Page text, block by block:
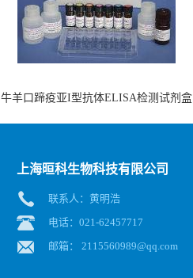
牛羊口蹄疫亚I型抗体ELISA检测试剂盒
上海晅科生物科技有限公司
联系人：黄明浩
电话：021-62457717
邮箱： 2115560989@qq.com